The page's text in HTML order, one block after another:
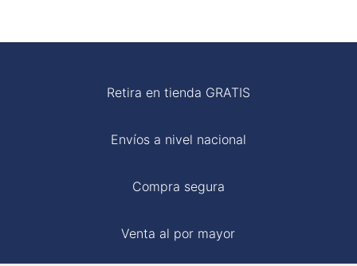
Retira en tienda GRATIS
Envíos a nivel nacional
Compra segura
Venta al por mayor